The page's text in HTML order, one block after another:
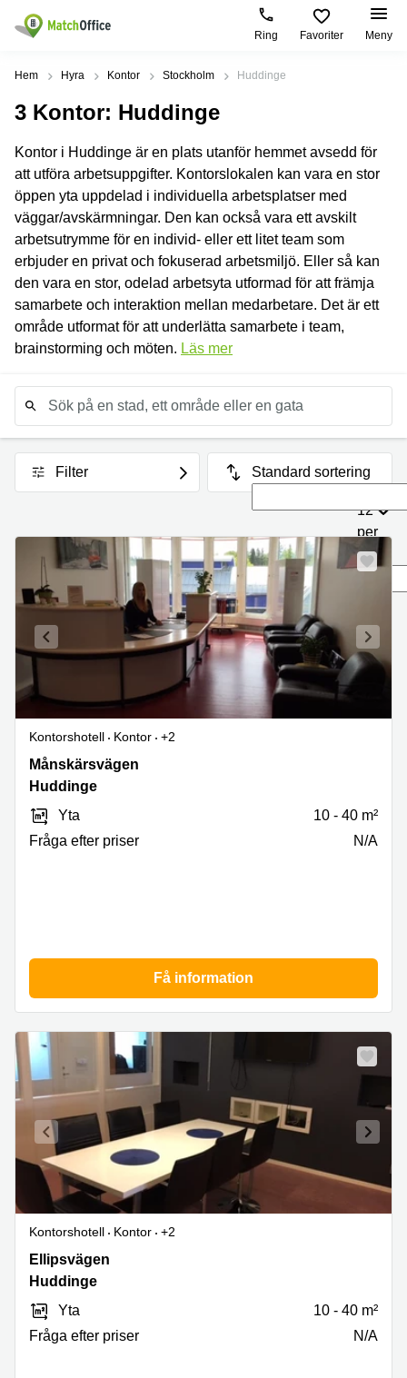
Ring Favoriter Meny
Hyra / hyra ut
Kategorier
Kontor
Kontorshotell
Coworking
space
Lagerlokaler
Industrilokaler
Butikslokaler
Mötesrum
kontor
Populära
Stockholm
Göteborg
Malmö
Uppsala
Norrköping
Mölndal
Gävle
Populära
Kontorshotell
Stockholm
Kontor
Stockholm
Kontorshotell
Göteborg
Coworking
space
Stockholm
Kontor
Göteborg
Kontor
Malmö
Göteborg
Coworking
Malmö
Hjälp
Om oss
Bli hyresvärd
Logga in
Hem Hyra Kontor Stockholm Huddinge
3 Kontor: Huddinge
Kontor i Huddinge är en plats utanför hemmet avsedd för
att utföra arbetsuppgifter. Kontorslokalen kan vara en stor
öppen yta uppdelad i individuella arbetsplatser med
väggar/avskärmningar. Den kan också vara ett avskilt
arbetsutrymme för en individ- eller ett litet team som
erbjuder en privat och fokuserad arbetsmiljö. Eller så kan
den vara en stor, odelad arbetsyta utformad för att främja
samarbete och interaktion mellan medarbetare. Det är ett
område utformat för att underlätta samarbete i team,
brainstorming och möten. Läs mer
12
per
sida
Filter Standard sortering
Kontorshotell Kontor
+2
Månskärsvägen
10B,
Månskärsvägen
Huddinge
Yta
10 - 40 m²
Fråga efter priser
N/A
Få information
Kontorshotell Kontor
+2
Ellipsvägen,
8,
Ellipsvägen
Huddinge
Yta
10 - 40 m²
Fråga efter priser
N/A